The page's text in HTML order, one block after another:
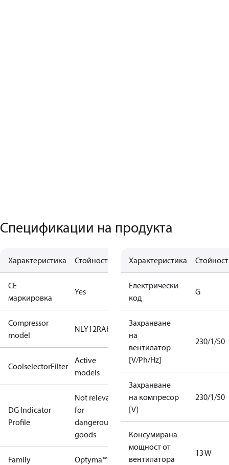
Спецификации на продукта
Характеристика Стойност
CE
маркировка
Yes
Compressor
model
NLY12RAb
CoolselectorFilter
Active
models
DG Indicator
Profile
Not relevant
for
dangerous
goods
Family Optyma™
Характеристика Стойност
Електрически
код
G
Захранване
на
вентилатор
[V/Ph/Hz]
230/1/50
Захранване
на компресор
[V]
230/1/50
Консумирана
мощност от
вентилатора
13 W